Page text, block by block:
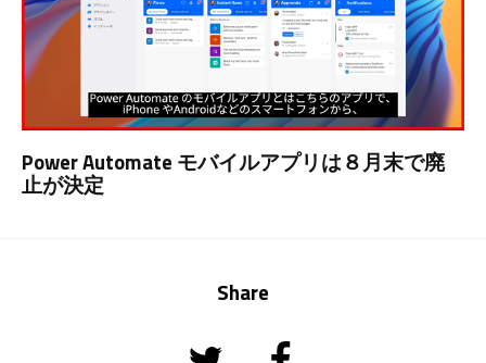
Power Automate モバイルアプリは８月末で廃
止が決定
Share